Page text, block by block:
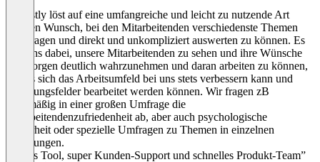
Honestly löst auf eine umfangreiche und leicht zu nutzende Art
unseren Wunsch, bei den Mitarbeitenden verschiedenste Themen
abzufragen und direkt und unkompliziert auswerten zu können. Es
hilft uns dabei, unsere Mitarbeitenden zu sehen und ihre Wünsche
und Sorgen deutlich wahrzunehmen und daran arbeiten zu können,
sodass sich das Arbeitsumfeld bei uns stets verbessern kann und
Handlungsfelder bearbeitet werden können. Wir fragen zB
regelmäßig in einer großen Umfrage die
Mitarbeitendenzufriedenheit ab, aber auch psychologische
Sicherheit oder spezielle Umfragen zu Themen in einzelnen
Abteilungen.
“Tolles Tool, super Kunden-Support und schnelles Produkt-Team”